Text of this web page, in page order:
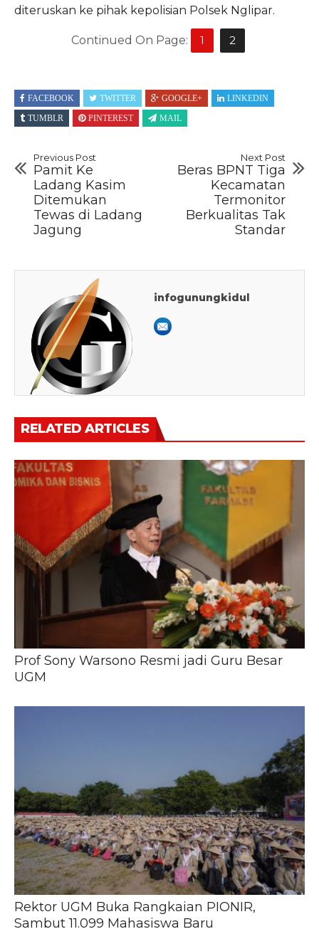
diteruskan ke pihak kepolisian Polsek Nglipar.
Continued On Page: 1 2
FACEBOOK TWITTER GOOGLE+
LINKEDIN
TUMBLR
PINTEREST MAIL
Previous Post
Pamit Ke
Ladang Kasim
Ditemukan
Tewas di Ladang
Jagung
Next Post
Beras BPNT Tiga
Kecamatan
Termonitor
Berkualitas Tak
Standar
infogunungkidul
RELATED ARTICLES
Prof Sony Warsono Resmi jadi Guru Besar
UGM
Rektor UGM Buka Rangkaian PIONIR,
Sambut 11.099 Mahasiswa Baru